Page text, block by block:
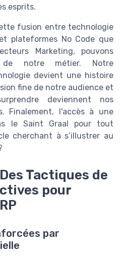
esprits.
fusion entre technologie
plateformes No Code que
Marketing, pouvons
de notre métier. Notre
devient une histoire
fine de notre audience et
deviennent nos
Finalement, l'accès à une
le Saint Graal pour tout
cherchant à s’illustrer au
Tactiques de
pour
par